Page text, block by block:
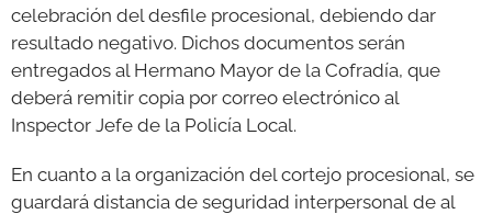
celebración del desfile procesional, debiendo dar
resultado negativo. Dichos documentos serán
entregados al Hermano Mayor de la Cofradía, que
deberá remitir copia por correo electrónico al
Inspector Jefe de la Policía Local.
En cuanto a la organización del cortejo procesional, se
guardará distancia de seguridad interpersonal de al